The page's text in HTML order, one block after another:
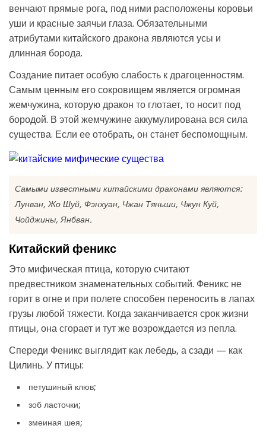
венчают прямые рога, под ними расположены коровьи
уши и красные заячьи глаза. Обязательными
атрибутами китайского дракона являются усы и
длинная борода.
Создание питает особую слабость к драгоценностям.
Самым ценным его сокровищем является огромная
жемчужина, которую дракон то глотает, то носит под
бородой. В этой жемчужине аккумулирована вся сила
существа. Если ее отобрать, он станет беспомощным.
Самыми известными китайскими драконами являются:
Лунван, Жо Шуй, Фэнхуан, Чжан Тяньши, Чжун Куй,
Чойджины, Янбван.
Китайский феникс
Это мифическая птица, которую считают
предвестником знаменательных событий. Феникс не
горит в огне и при полете способен переносить в лапах
грузы любой тяжести. Когда заканчивается срок жизни
птицы, она сгорает и тут же возрождается из пепла.
Спереди Феникс выглядит как лебедь, а сзади — как
Цилинь. У птицы:
петушиный клюв;
зоб ласточки;
змеиная шея;